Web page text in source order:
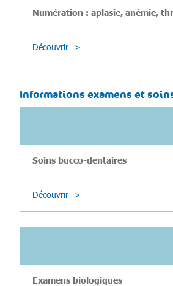
Numération : aplasie, anémie,
Découvrir
Informations examens et
Soins bucco-dentaires
Découvrir
Examens biologiques